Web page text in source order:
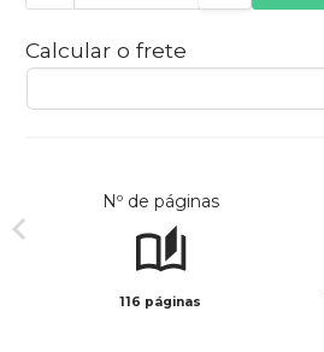
Calcular o frete
Nº de páginas
116 páginas